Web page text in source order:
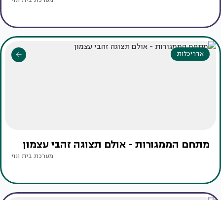
אדריכלות
מתחם הממגורות - אולם תצוגה זהבי עצמון
מערכת בית ונוי